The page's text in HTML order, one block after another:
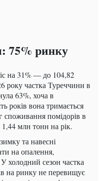
75% ринку
на 31% — до 104,82
року частка Туреччини в
63%, хоча в
років вона тримається
споживання помідорів в
млн тонн на рік.
та навесні
на опалення,
холодний сезон частка
на ринку не перевищує